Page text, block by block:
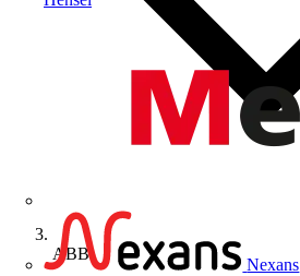
Nexans
ABB